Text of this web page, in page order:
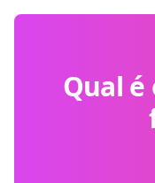
Qual é